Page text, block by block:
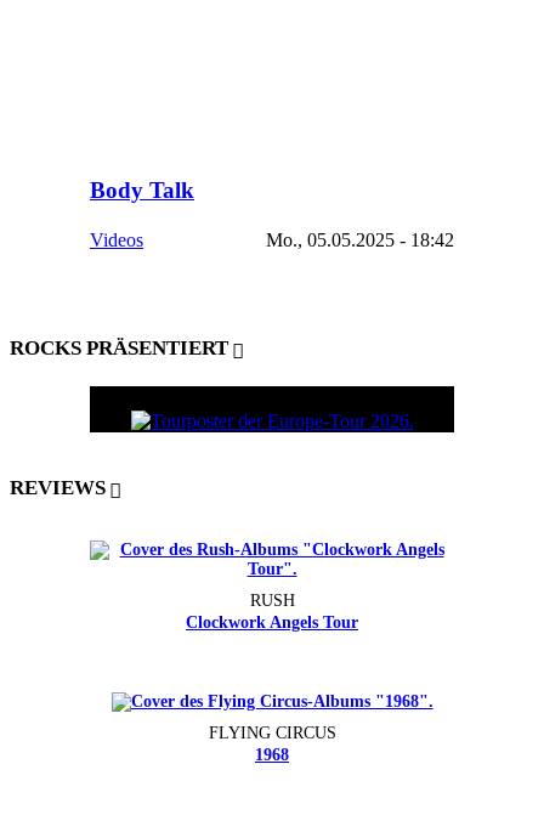
Body Talk
Videos Mo., 05.05.2025 - 18:42
ROCKS PRÄSENTIERT
REVIEWS
RUSH
Clockwork Angels Tour
FLYING CIRCUS
1968